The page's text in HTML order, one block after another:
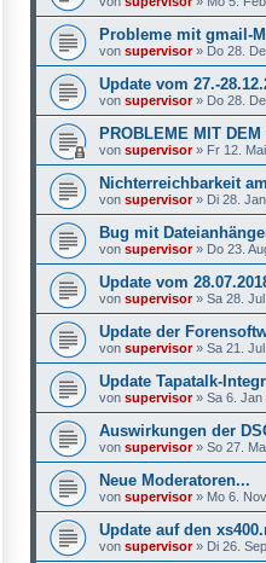
Probleme mit gmail-
von supervisor» Do 28.
Update vom 27.-
von supervisor» Do 28.
PROBLEME MIT
von supervisor» Fr 12.
Nichterreichbarkeit
von supervisor» Di 28.
Bug mit
von supervisor» Do 23.
Update vom
von supervisor» Sa 28.
Update der
von supervisor» Sa 21.
Update Tapatalk-
von supervisor» Sa 6. Jan
Auswirkungen der
von supervisor» So 27.
Neue Moderatoren...
von supervisor» Mo 6.
Update auf den
von supervisor» Di 26.